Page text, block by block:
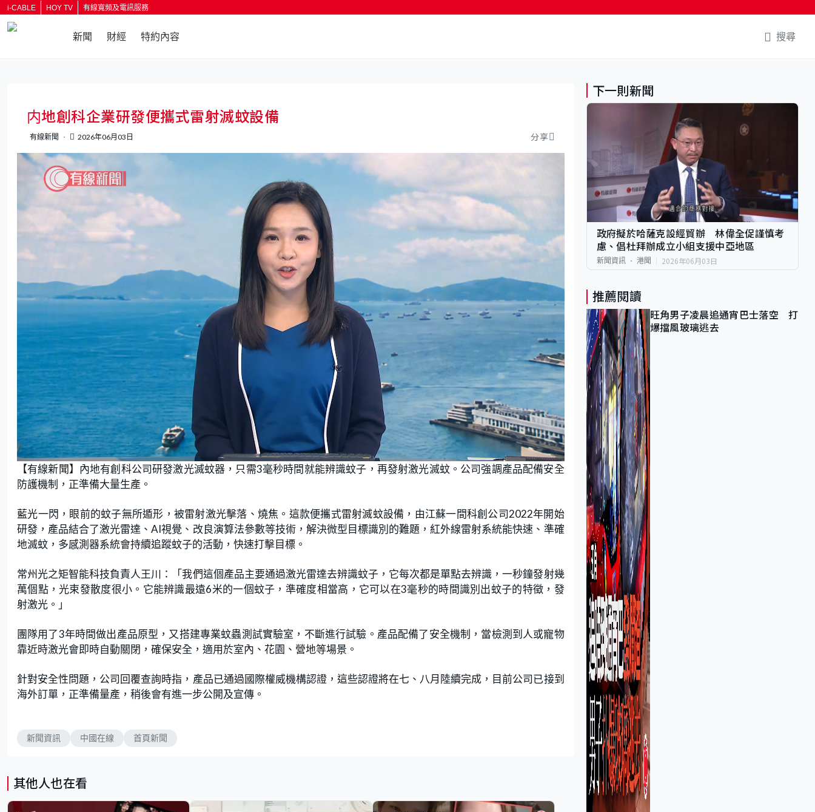
i-CABLE HOY TV 有線寬頻及電訊服務
新聞 財經 特約內容 搜尋
内地創科企業研發便攜式雷射滅蚊設備
有線新聞 2026年06月03日 分享
n
m
u
t
e
L
o
a
d
e
d
:
.
6
1
%
【有線新聞】內地有創科公司研發激光滅蚊器，只需3毫秒時間就能辨識蚊子，再發射激光滅蚊。公司強調產品配備安全
防護機制，正準備大量生產。
藍光一閃，眼前的蚊子無所遁形，被雷射激光擊落、燒焦。這款便攜式雷射滅蚊設備，由江蘇一間科創公司2022年開始
研發，產品結合了激光雷達、AI視覺、改良演算法參數等技術，解決微型目標識別的難題，紅外線雷射系統能快速、準確
地滅蚊，多感測器系統會持續追蹤蚊子的活動，快速打擊目標。
常州光之矩智能科技負責人王川：「我們這個產品主要通過激光雷達去辨識蚊子，它每次都是單點去辨識，一秒鐘發射幾
萬個點，光束發散度很小。它能辨識最遠6米的一個蚊子，準確度相當高，它可以在3毫秒的時間識別出蚊子的特徵，發
射激光。」
團隊用了3年時間做出產品原型，又搭建專業蚊蟲測試實驗室，不斷進行試驗。產品配備了安全機制，當檢測到人或寵物
靠近時激光會即時自動關閉，確保安全，適用於室內、花園、營地等場景。
針對安全性問題，公司回覆查詢時指，產品已通過國際權威機構認證，這些認證將在七、八月陸續完成，目前公司已接到
海外訂單，正準備量產，稍後會有進一步公開及宣傳。
新聞資訊 中國在線 首頁新聞
其他人也在看
下一則新聞
政府擬於哈薩克設經貿辦 林偉全促謹慎考
慮、倡杜拜辦成立小組支援中亞地區
新聞資訊 港聞 2026年06月03日
推薦閱讀
旺角男子凌晨追通宵巴士落空 打
爆擋風玻璃逃去